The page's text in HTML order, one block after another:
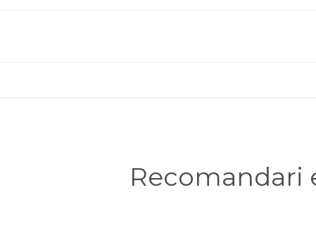
Recomandari